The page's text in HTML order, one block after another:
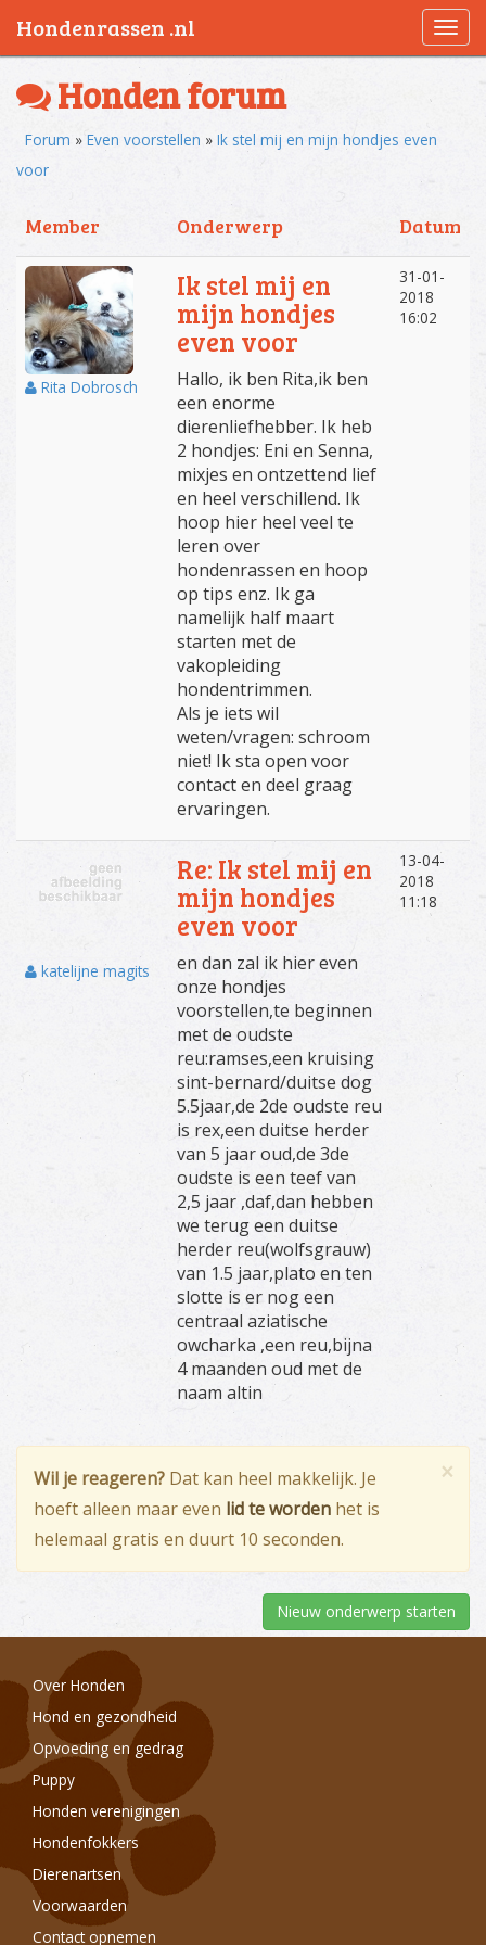
Honden forum
Forum » Even voorstellen » Ik stel mij en mijn hondjes even
voor
Member Onderwerp Datum
Rita Dobrosch
Ik stel mij en
mijn hondjes
even voor
Hallo, ik ben Rita,ik ben
een enorme
dierenliefhebber. Ik heb
2 hondjes: Eni en Senna,
mixjes en ontzettend lief
en heel verschillend. Ik
hoop hier heel veel te
leren over
hondenrassen en hoop
op tips enz. Ik ga
namelijk half maart
starten met de
vakopleiding
hondentrimmen.
Als je iets wil
weten/vragen: schroom
niet! Ik sta open voor
contact en deel graag
ervaringen.
31-01-
2018
16:02
katelijne magits
Re: Ik stel mij en
mijn hondjes
even voor
en dan zal ik hier even
onze hondjes
voorstellen,te beginnen
met de oudste
reu:ramses,een kruising
sint-bernard/duitse dog
5.5jaar,de 2de oudste reu
is rex,een duitse herder
van 5 jaar oud,de 3de
oudste is een teef van
2,5 jaar ,daf,dan hebben
we terug een duitse
herder reu(wolfsgrauw)
van 1.5 jaar,plato en ten
slotte is er nog een
centraal aziatische
owcharka ,een reu,bijna
4 maanden oud met de
naam altin
13-04-
2018
11:18
×
Wil je reageren? Dat kan heel makkelijk. Je
hoeft alleen maar even lid te worden het is
helemaal gratis en duurt 10 seconden.
Nieuw onderwerp starten
Over Honden
Hond en gezondheid
Opvoeding en gedrag
Puppy
Honden verenigingen
Hondenfokkers
Dierenartsen
Voorwaarden
Contact opnemen
Hondenrassen .nl